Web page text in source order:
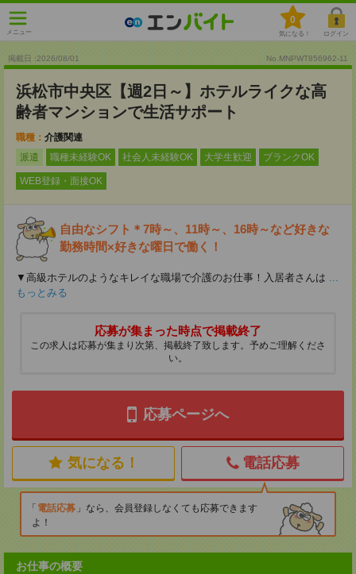
メニュー
0
気になる！ ログイン
掲載日 :2026/08/01 No.MNPWT856962-11
浜松市中央区【週2日～】ホテルライクな高
齢者マンションで生活サポート
職種： 介護関連
派遣
職種未経験OK 社会人未経験OK 大学生歓迎 ブランクOK
WEB登録・面接OK
自由なシフト＊7時～、11時～、16時～など好きな
勤務時間×好きな曜日で働く！
▼高級ホテルのようなキレイな職場で介護のお仕事！入居者さんは ...
もっとみる
応募が集まった時点で掲載終了
この求人は応募が集まり次第、掲載終了致します。予めご理解くださ
い。
応募ページへ
気になる！ 電話応募
電話応募
なら、会員登録しなくても応募できます
よ！
お仕事の概要